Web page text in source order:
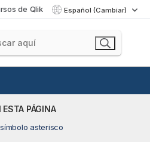
de Qlik Español (Cambiar)
ESTA PÁGINA
asterisco